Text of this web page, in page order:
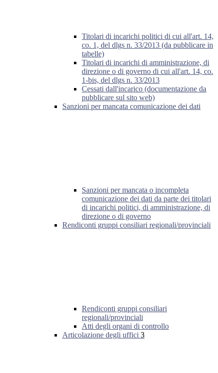
Titolari di incarichi politici di cui all'art. 14,
co. 1, del dlgs n. 33/2013 (da pubblicare in
tabelle)
Titolari di incarichi di amministrazione, di
direzione o di governo di cui all'art. 14, co.
1-bis, del dlgs n. 33/2013
Cessati dall'incarico (documentazione da
pubblicare sul sito web)
Sanzioni per mancata comunicazione dei dati
Sanzioni per mancata o incompleta
comunicazione dei dati da parte dei titolari
di incarichi politici, di amministrazione, di
direzione o di governo
Rendiconti gruppi consiliari regionali/provinciali
Rendiconti gruppi consiliari
regionali/provinciali
Atti degli organi di controllo
Articolazione degli uffici 3